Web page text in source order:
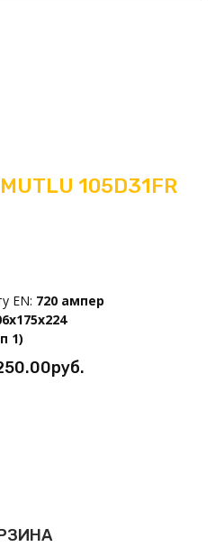
105D31FR
EN: 720 ампер
1)